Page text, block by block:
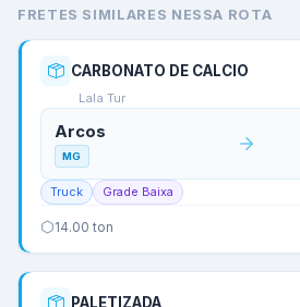
FRETES SIMILARES NESSA ROTA
CARBONATO DE CALCIO
Lala Tur
Arcos
MG
Truck Grade Baixa
14.00 ton
PALETIZADA